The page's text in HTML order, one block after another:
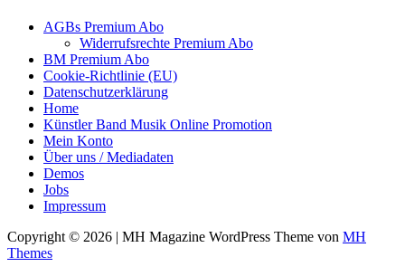
AGBs Premium Abo
Widerrufsrechte Premium Abo
BM Premium Abo
Cookie-Richtlinie (EU)
Datenschutzerklärung
Home
Künstler Band Musik Online Promotion
Mein Konto
Über uns / Mediadaten
Demos
Jobs
Impressum
Copyright © 2026 | MH Magazine WordPress Theme von MH
Themes